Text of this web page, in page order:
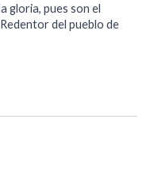
gloria, pues son el
del pueblo de